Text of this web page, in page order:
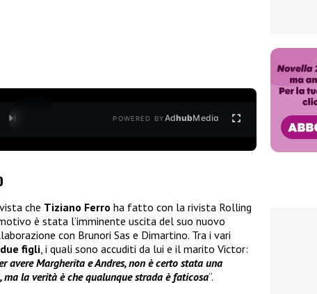
POWERED BYAdhubMedia
che Tiziano Ferro ha fatto con la rivista Rolling
è stata l’imminente uscita del suo nuovo
con Brunori Sas e Dimartino. Tra i vari
due figli, i quali sono accuditi da lui e il marito Victor:
Margherita e Andres, non è certo stata una
la verità è che qualunque strada è faticosa“.